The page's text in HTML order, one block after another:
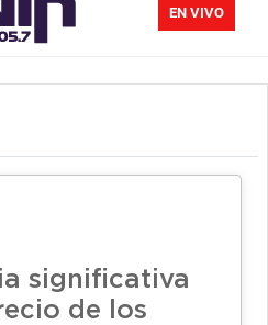
EN VIVO
significativa
de los